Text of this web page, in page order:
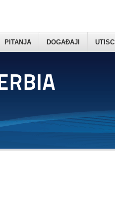
PITANJA DOGAĐAJI UTISCI